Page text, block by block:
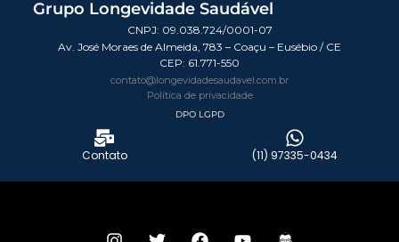
Grupo Longevidade Saudável
CNPJ: 09.038.724/0001-07
Av. José Moraes de Almeida, 783 – Coaçu – Eusébio / CE
CEP: 61.771-550
contato@longevidadesaudavel.com.br
Política de privacidade
DPO LGPD
Contato (11) 97335-0434